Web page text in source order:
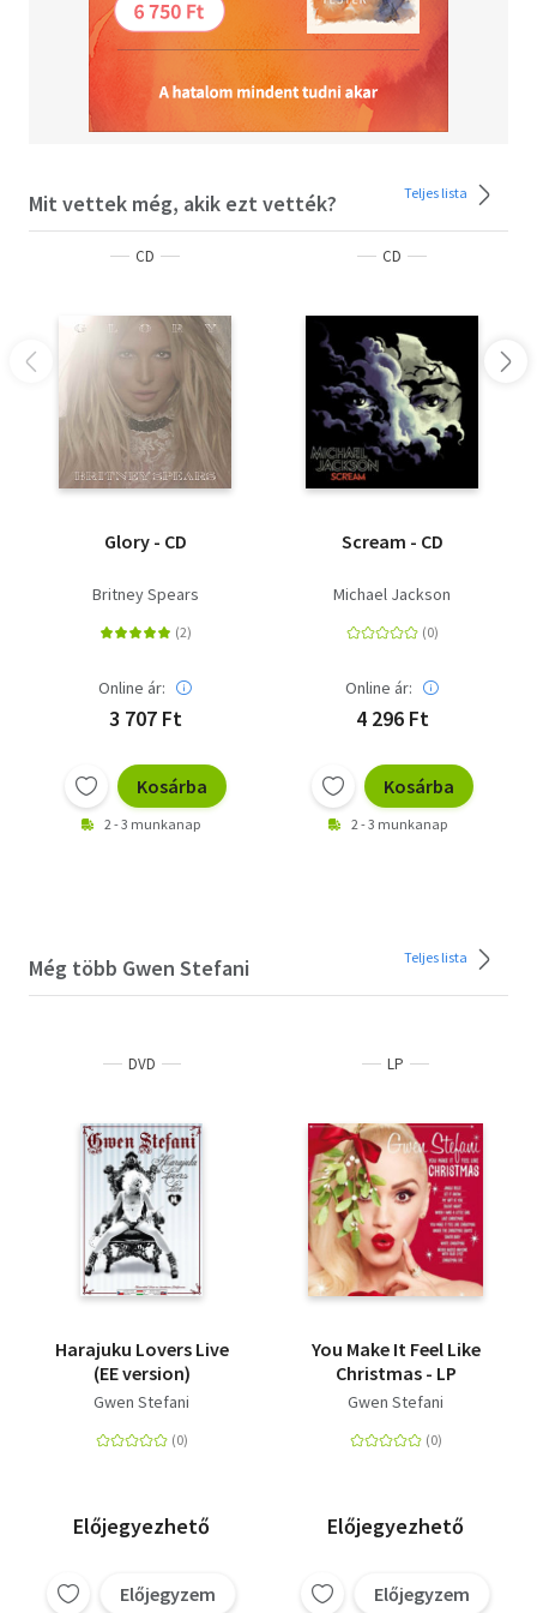
Mit vettek még, akik ezt vették? Teljes lista
CD
Glory - CD
Britney Spears
Online ár:
3 707 Ft
Kosárba
2 - 3 munkanap
CD
Scream - CD
Michael Jackson
Online ár:
4 296 Ft
Kosárba
2 - 3 munkanap
Még több Gwen Stefani Teljes lista
DVD
Harajuku Lovers Live
(EE version)
Gwen Stefani
Előjegyezhető
Előjegyzem
LP
You Make It Feel Like
Christmas - LP
Gwen Stefani
Előjegyezhető
Előjegyzem